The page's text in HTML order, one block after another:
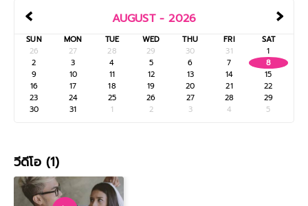
‹ ›
AUGUST - 2026
SUN MON TUE WED THU FRI
SAT
26
27 28 29 30 31
1
2
3 4 5 6 7
8
9
10 11 12 13 14
15
16
17 18 19 20 21
22
23
24 25 26 27 28
29
30
31 1 2 3 4 5
วีดีโอ (1)